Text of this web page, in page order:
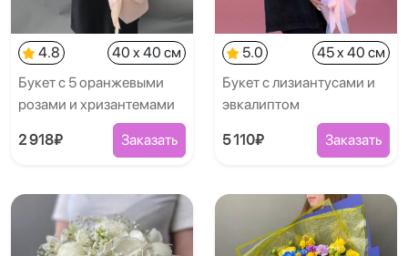
4.8
40 x 40 см
Букет с 5 оранжевыми
розами и хризантемами
2 918₽ Заказать
5.0
45 x 40 см
Букет с лизиантусами и
эвкалиптом
5 110₽ Заказать